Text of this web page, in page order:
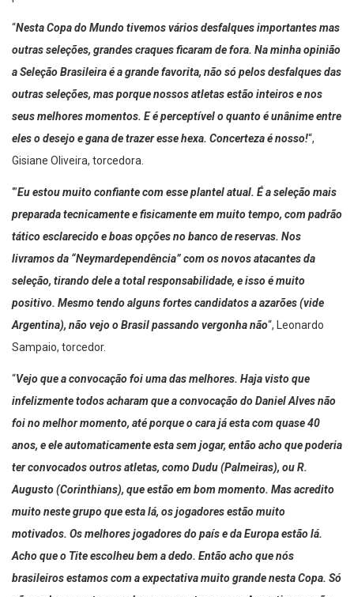
presidente da LABE.
Nesta Copa do Mundo tivemos vários desfalques importantes mas
outras seleções, grandes craques ficaram de fora. Na minha opinião
a Seleção Brasileira é a grande favorita, não só pelos desfalques das
outras seleções, mas porque nossos atletas estão inteiros e nos
seus melhores momentos. E é perceptível o quanto é unânime entre
eles o desejo e gana de trazer esse hexa. Concerteza é nosso! “,
Gisiane Oliveira, torcedora.
Eu estou muito confiante com esse plantel atual. É a seleção mais
preparada tecnicamente efisicamente em muito tempo, com padrão
tático esclarecido e boas opções no banco de reservas. Nos
livramos da “Neymardependência” com os novos atacantes da
seleção, tirando dele a total responsabilidade, e isso é muito
positivo. Mesmo tendo alguns fortes candidatos a azarões (vide
Argentina), não vejo o Brasil passando vergonha não “, Leonardo
Sampaio, torcedor.
Vejo que a convocação foi uma das melhores. Haja visto que
infelizmente todos acharam que a convocação do Daniel Alves não
foi no melhor momento, até porque o cara já esta com quase 40
anos, e ele automaticamente esta sem jogar, então acho que poderia
ter convocados outros atletas, como Dudu (Palmeiras), ou R.
Augusto (Corinthians), que estão em bom momento. Mas acredito
muito neste grupo que esta lá, os jogadores estão muito
motivados. Os melhores jogadores do país e da Europa estão lá.
Acho que o Tite escolheu bem a dedo. Então acho que nós
brasileiros estamos com a expectativa muito grande nesta Copa. Só